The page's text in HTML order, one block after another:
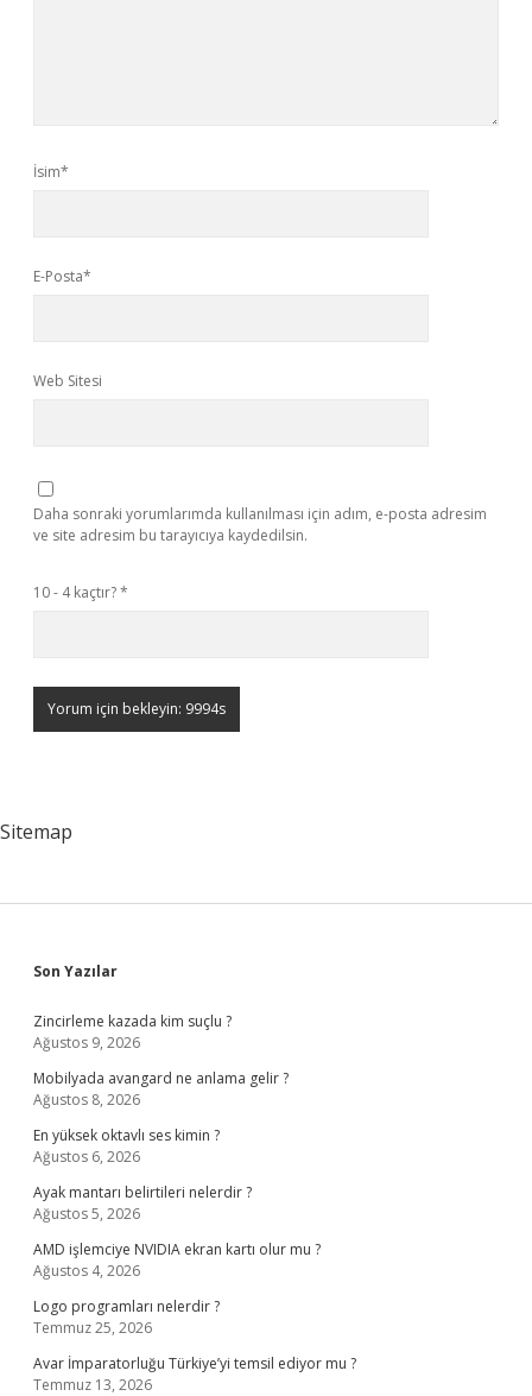
İsim*
E-Posta*
Web Sitesi
Daha sonraki yorumlarımda kullanılması için adım, e-posta adresim
ve site adresim bu tarayıcıya kaydedilsin.
10 - 4 kaçtır?*
Sitemap
Sidebar
Son Yazılar
Zincirleme kazada kim suçlu ?
Ağustos 9, 2026
Mobilyada avangard ne anlama gelir ?
Ağustos 8, 2026
En yüksek oktavlı ses kimin ?
Ağustos 6, 2026
Ayak mantarı belirtileri nelerdir ?
Ağustos 5, 2026
AMD işlemciye NVIDIA ekran kartı olur mu ?
Ağustos 4, 2026
Logo programları nelerdir ?
Temmuz 25, 2026
Avar İmparatorluğu Türkiye’yi temsil ediyor mu ?
Temmuz 13, 2026